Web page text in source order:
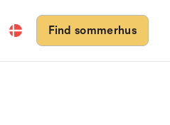
Find sommerhus